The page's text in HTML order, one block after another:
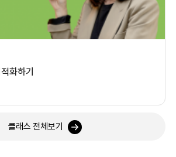
화하기
클래스 전체보기